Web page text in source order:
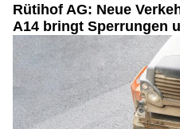
Rütihof AG: Neue
A14 bringt Sperrungen